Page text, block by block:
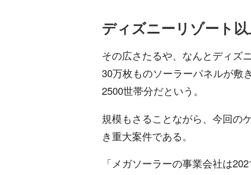
ディズニーリゾート
その広さたるや、なんとディズ
30万枚ものソーラーパネルが敷
2500世帯分だという。
規模もさることながら、今回の
き重大案件である。
「メガソーラーの事業会社は